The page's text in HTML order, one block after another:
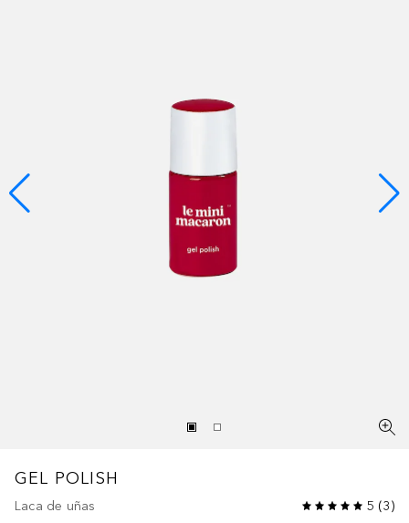
GEL POLISH
Laca de uñas 5 (3)